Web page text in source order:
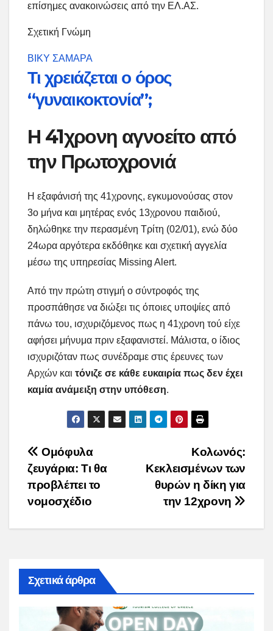
επίσημες ανακοινώσεις από την ΕΛ.ΑΣ.
Σχετική Γνώμη
ΒΙΚΥ ΣΑΜΑΡΑ
Τι χρειάζεται ο όρος
“γυναικοκτονία”;
Η 41χρονη αγνοείτο από
την Πρωτοχρονιά
Η εξαφάνισή της 41χρονης, εγκυμονούσας στον
3ο μήνα και μητέρας ενός 13χρονου παιδιού,
δηλώθηκε την περασμένη Τρίτη (02/01), ενώ δύο
24ωρα αργότερα εκδόθηκε και σχετική αγγελία
μέσω της υπηρεσίας Missing Alert.
Από την πρώτη στιγμή ο σύντροφός της
προσπάθησε να διώξει τις όποιες υποψίες από
πάνω του, ισχυριζόμενος πως η 41χρονη τού είχε
αφήσει μήνυμα πριν εξαφανιστεί. Μάλιστα, ο ίδιος
ισχυριζόταν πως συνέδραμε στις έρευνες των
Αρχών και τόνιζε σε κάθε ευκαιρία πως δεν έχει
καμία ανάμειξη στην υπόθεση.
Post
navigation
Κολωνός:
Κεκλεισμένων των
θυρών η δίκη για
την 12χρονη
Ομόφυλα
ζευγάρια: Τι θα
προβλέπει το
νομοσχέδιο
Σχετικά άρθρα